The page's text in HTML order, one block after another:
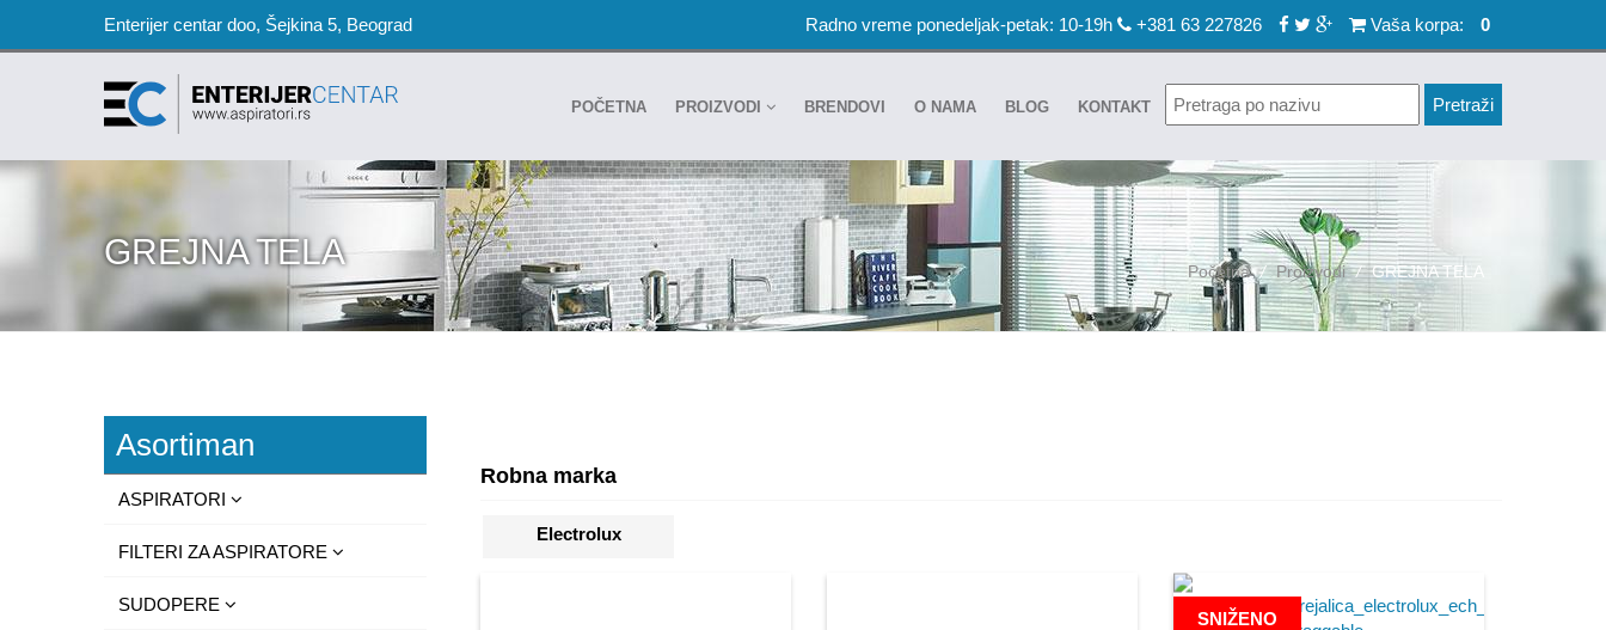
Enterijer centar doo, Šejkina 5, Beograd Radno vreme ponedeljak-petak: 10-19h +381 63 227826 Vaša korpa: 0
POČETNA PROIZVODI BRENDOVI O NAMA BLOG KONTAKT
GREJNA TELA Početna / Proizvodi / GREJNA TELA
Asortiman
ASPIRATORI
FILTERI ZA ASPIRATORE
SUDOPERE
Robna marka
Electrolux
SNIŽENO